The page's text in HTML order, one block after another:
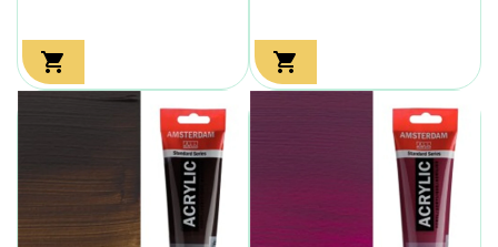
 